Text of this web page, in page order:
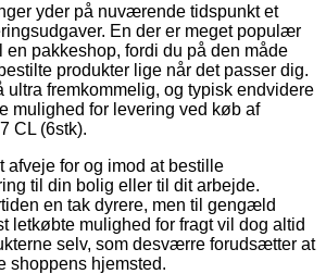
yder på nuværende tidspunkt et
En der er meget populær
en pakkeshop, fordi du på den måde
produkter lige når det passer dig.
ultra fremkommelig, og typisk endvidere
mulighed for levering ved køb af
CL (6stk).
afveje for og imod at bestille
til din bolig eller til dit arbejde.
en tak dyrere, men til gengæld
letkøbte mulighed for fragt vil dog altid
selv, som desværre forudsætter at
shoppens hjemsted.